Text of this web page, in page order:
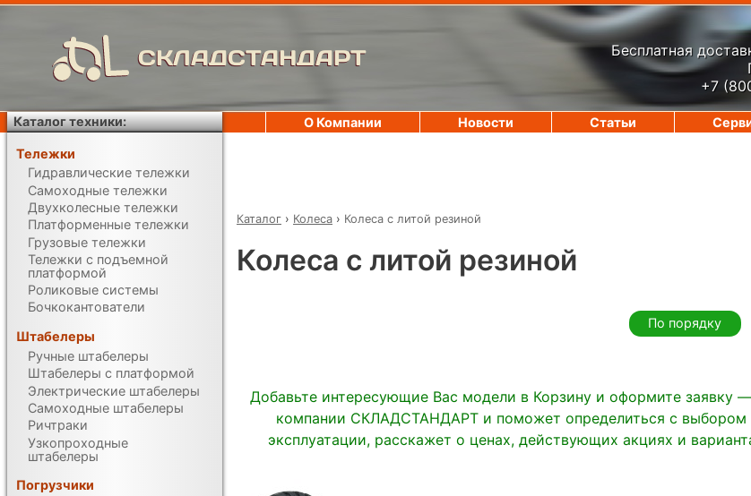
СКЛАДСТАНДАРТ
Бесплатная
+7
Каталог › Колеса › Колеса с литой резиной
Колеса с литой резиной
По порядку
Добавьте интересующие Вас модели в Корзину и оформите заявку
компании СКЛАДСТАНДАРТ и поможет определиться с выбором
эксплуатации, расскажет о ценах, действующих акциях и
О Компании Новости Статьи
Каталог техники:
Тележки
Гидравлические тележки
Самоходные тележки
Двухколесные тележки
Платформенные тележки
Грузовые тележки
Тележки с подъемной
платформой
Роликовые системы
Бочкокантователи
Штабелеры
Ручные штабелеры
Штабелеры с платформой
Электрические штабелеры
Самоходные штабелеры
Ричтраки
Узкопроходные
штабелеры
Погрузчики